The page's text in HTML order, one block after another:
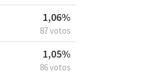
1,06%
87 votos
1,05%
86 votos